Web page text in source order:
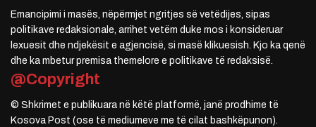
Emancipimi i masës, nëpërmjet ngritjes së vetëdijes, sipas
politikave redaksionale, arrihet vetëm duke mos i konsideruar
lexuesit dhe ndjekësit e agjencisë, si masë klikuesish. Kjo ka qenë
dhe ka mbetur premisa themelore e politikave të redaksisë.
@Copyright
© Shkrimet e publikuara në këtë platformë, janë prodhime të
Kosova Post (ose të mediumeve me të cilat bashkëpunon).